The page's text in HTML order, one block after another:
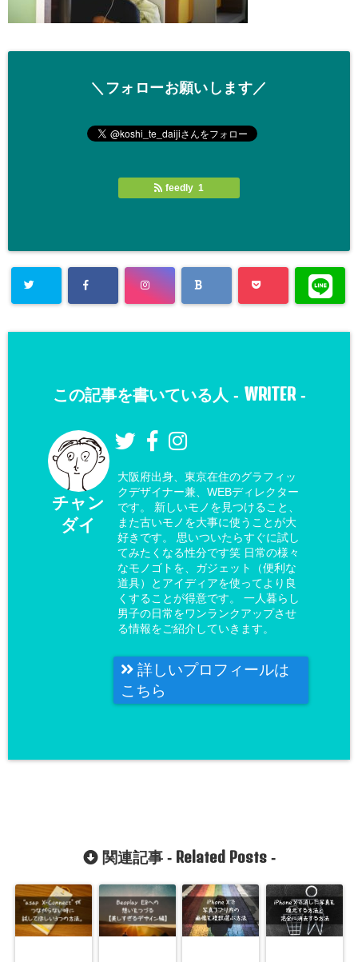
＼フォローお願いします／
feedly 1
この記事を書いている人 - WRITER-
チャン
ダイ
大阪府出身、東京在住のグラフィッ
クデザイナー兼、WEBディレクター
です。 新しいモノを見つけること、
また古いモノを大事に使うことが大
好きです。 思いついたらすぐに試し
てみたくなる性分です笑 日常の様々
なモノゴトを、ガジェット（便利な
道具）とアイディアを使ってより良
くすることが得意です。 一人暮らし
男子の日常をワンランクアップさせ
る情報をご紹介していきます。
詳しいプロフィールは
こちら
関連記事 - Related Posts-